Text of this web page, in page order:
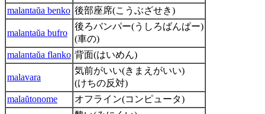
malantaŭa benko 後部座席(こうぶざせき)
malantaŭa bufro
後ろバンパー(うしろばんぱー)
(車の)
malantaŭa flanko 背面(はいめん)
malavara
気前がいい(きまえがいい)
(けちの反対)
malaŭtonome
オフライン(コンピュータ)